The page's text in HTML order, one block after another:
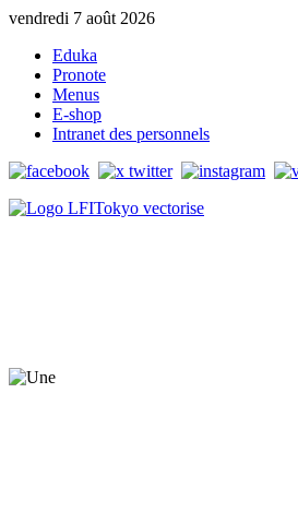
vendredi 7 août 2026
Eduka
Pronote
Menus
E-shop
Intranet des personnels